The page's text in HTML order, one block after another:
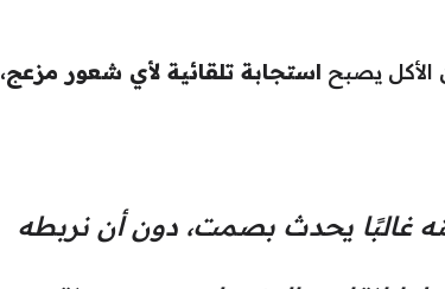
الأكل يصبح استجابة تلقائية لأي شعور مزعج،
غالبًا يحدث بصمت، دون أن نربطه